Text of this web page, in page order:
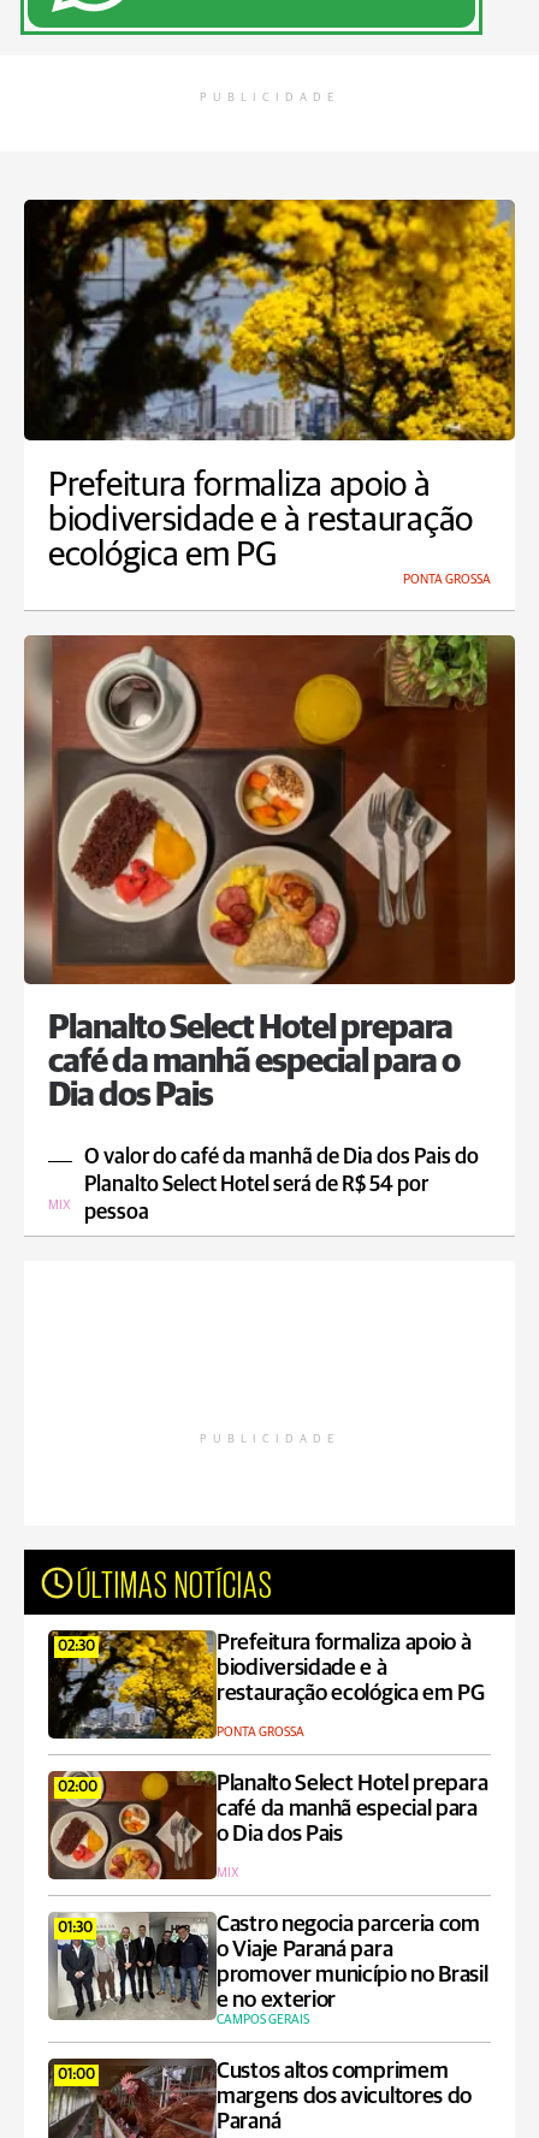
PUBLICIDADE
Prefeitura formaliza apoio à
biodiversidade e à restauração
ecológica em PG
PONTA GROSSA
Planalto Select Hotel prepara
café da manhã especial para o
Dia dos Pais
O valor do café da manhã de Dia dos Pais do
Planalto Select Hotel será de R$ 54 por
pessoa
MIX
PUBLICIDADE
ÚLTIMAS NOTÍCIAS
02:30
Prefeitura formaliza apoio à
biodiversidade e à
restauração ecológica em PG
PONTA GROSSA
02:00
Planalto Select Hotel prepara
café da manhã especial para
o Dia dos Pais
MIX
01:30
Castro negocia parceria com
o Viaje Paraná para
promover município no Brasil
e no exterior
CAMPOS GERAIS
01:00
Custos altos comprimem
margens dos avicultores do
Paraná